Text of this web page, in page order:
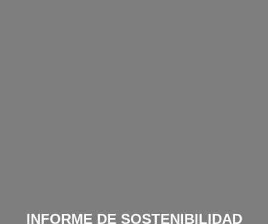
INFORME DE SOSTENIBILIDAD